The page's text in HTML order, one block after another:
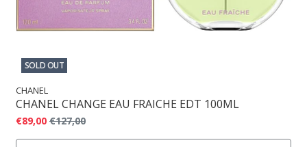
SOLD OUT
CHANEL
CHANEL CHANGE EAU FRAICHE EDT 100ML
€89,00 €127,00